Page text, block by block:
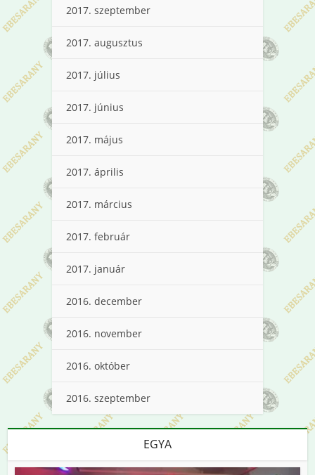
2017. szeptember
2017. augusztus
2017. július
2017. június
2017. május
2017. április
2017. március
2017. február
2017. január
2016. december
2016. november
2016. október
2016. szeptember
EGYA